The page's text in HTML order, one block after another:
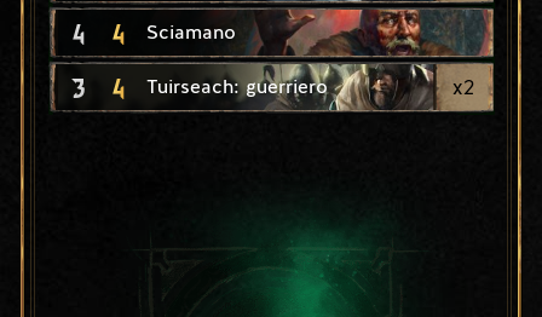
4 4 Sciamano
3 4 Tuirseach: guerriero x2